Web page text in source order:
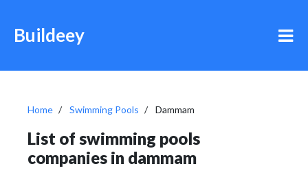
Buildeey
Home Swimming Pools Dammam
List of swimming pools
companies in dammam